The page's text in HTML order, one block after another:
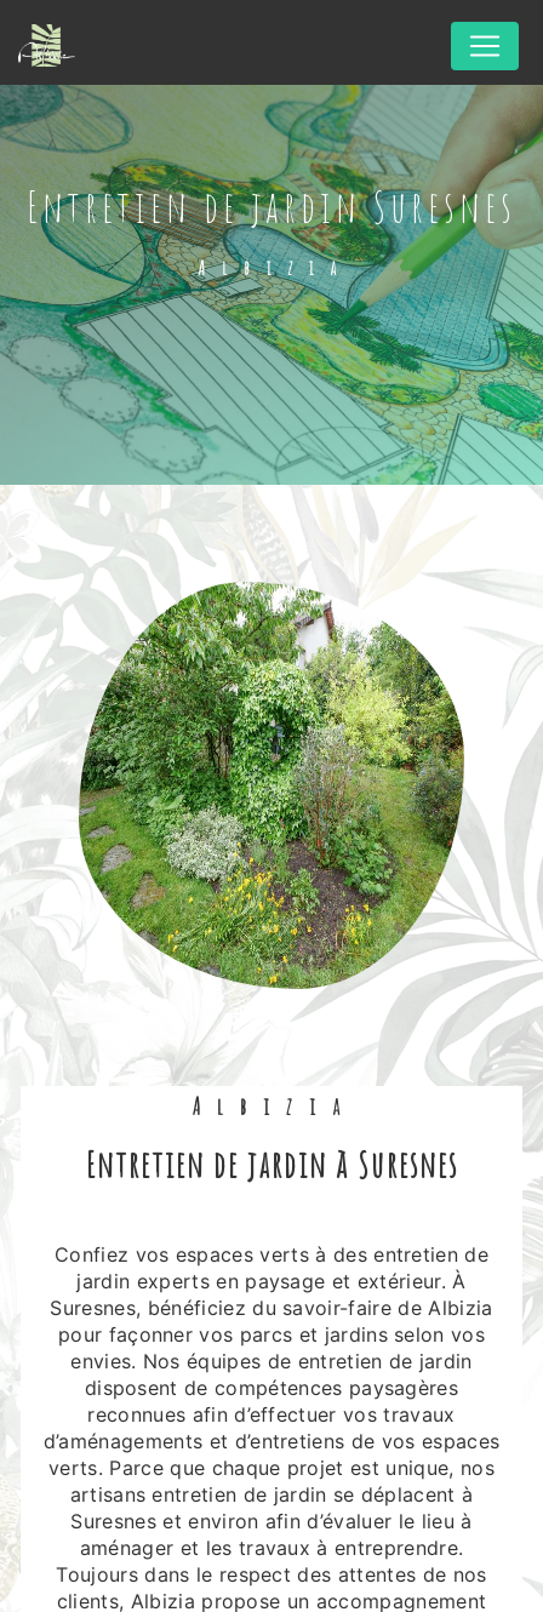
entretien de jardin Suresnes
Albizia
Albizia
entretien de jardin à Suresnes
Confiez vos espaces verts à des entretien de
jardin experts en paysage et extérieur. À
Suresnes, bénéficiez du savoir-faire de Albizia
pour façonner vos parcs et jardins selon vos
envies. Nos équipes de entretien de jardin
disposent de compétences paysagères
reconnues afin d’effectuer vos travaux
d’aménagements et d’entretiens de vos espaces
verts. Parce que chaque projet est unique, nos
artisans entretien de jardin se déplacent à
Suresnes et environ afin d’évaluer le lieu à
aménager et les travaux à entreprendre.
Toujours dans le respect des attentes de nos
clients, Albizia propose un accompagnement